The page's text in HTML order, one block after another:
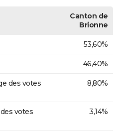
Canton de
Brionne
53,60%
46,40%
des votes
8,80%
votes
3,14%